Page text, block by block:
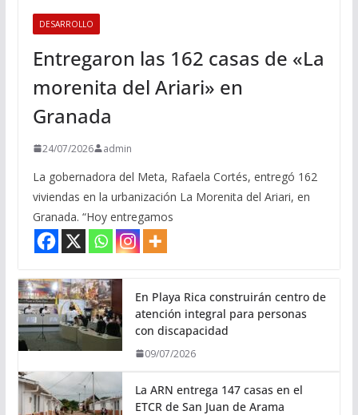
DESARROLLO
Entregaron las 162 casas de «La
morenita del Ariari» en
Granada
24/07/2026 admin
La gobernadora del Meta, Rafaela Cortés, entregó 162
viviendas en la urbanización La Morenita del Ariari, en
Granada. “Hoy entregamos
En Playa Rica construirán centro de
atención integral para personas
con discapacidad
09/07/2026
La ARN entrega 147 casas en el
ETCR de San Juan de Arama